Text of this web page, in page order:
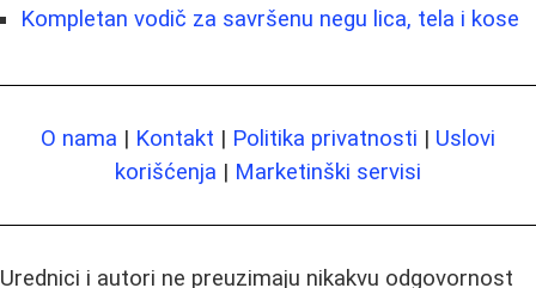
Kompletan vodič za savršenu negu lica, tela i kose
O nama | Kontakt | Politika privatnosti | Uslovi
korišćenja | Marketinški servisi
Urednici i autori ne preuzimaju nikakvu odgovornost